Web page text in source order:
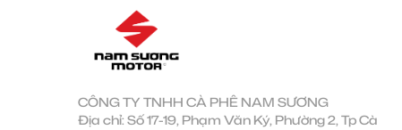
CÔNG TY TNHH CÀ PHÊ NAM SƯƠNG
Địa chỉ: Số 17-19, Phạm Văn Ký, Phường 2, Tp Cà